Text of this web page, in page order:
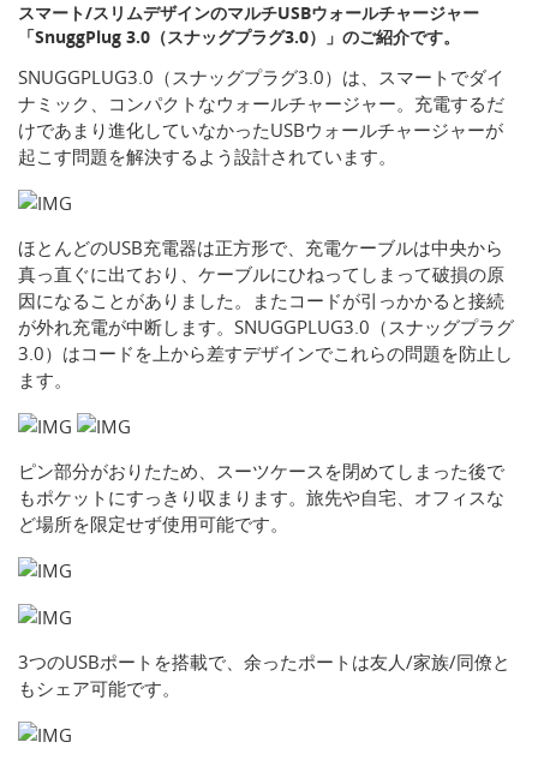
スマート/スリムデザインのマルチUSBウォールチャージャー
「SnuggPlug 3.0（スナッグプラグ3.0）」のご紹介です。
SNUGGPLUG3.0（スナッグプラグ3.0）は、スマートでダイ
ナミック、コンパクトなウォールチャージャー。充電するだ
けであまり進化していなかったUSBウォールチャージャーが
起こす問題を解決するよう設計されています。
ほとんどのUSB充電器は正方形で、充電ケーブルは中央から
真っ直ぐに出ており、ケーブルにひねってしまって破損の原
因になることがありました。またコードが引っかかると接続
が外れ充電が中断します。SNUGGPLUG3.0（スナッグプラグ
3.0）はコードを上から差すデザインでこれらの問題を防止し
ます。
ピン部分がおりたため、スーツケースを閉めてしまった後で
もポケットにすっきり収まります。旅先や自宅、オフィスな
ど場所を限定せず使用可能です。
3つのUSBポートを搭載で、余ったポートは友人/家族/同僚と
もシェア可能です。